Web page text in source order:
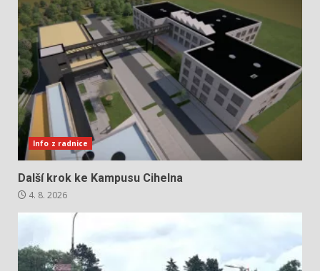
Info z radnice
Další krok ke Kampusu Cihelna
4. 8. 2026